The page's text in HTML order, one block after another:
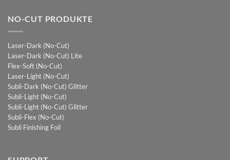
NO-CUT PRODUKTE
Laser-Dark (No-Cut)
Laser-Dark (No-Cut) Lite
Flex-Soft (No-Cut)
Laser-Light (No-Cut)
Subli-Dark (No-Cut) Glitter
Subli-Light (No-Cut)
Subli-Light (No-Cut) Glitter
Subli-Flex (No-Cut)
Subli Finishing Foil